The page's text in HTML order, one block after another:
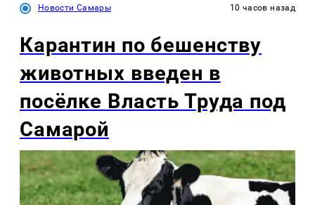
Новости Самары 10 часов назад
Карантин по бешенству
животных введен в
посёлке Власть Труда под
Самарой